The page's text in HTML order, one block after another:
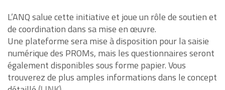
L’ANQ salue cette initiative et joue un rôle de soutien et
de coordination dans sa mise en œuvre.
Une plateforme sera mise à disposition pour la saisie
numérique des PROMs, mais les questionnaires seront
également disponibles sous forme papier. Vous
trouverez de plus amples informations dans le concept